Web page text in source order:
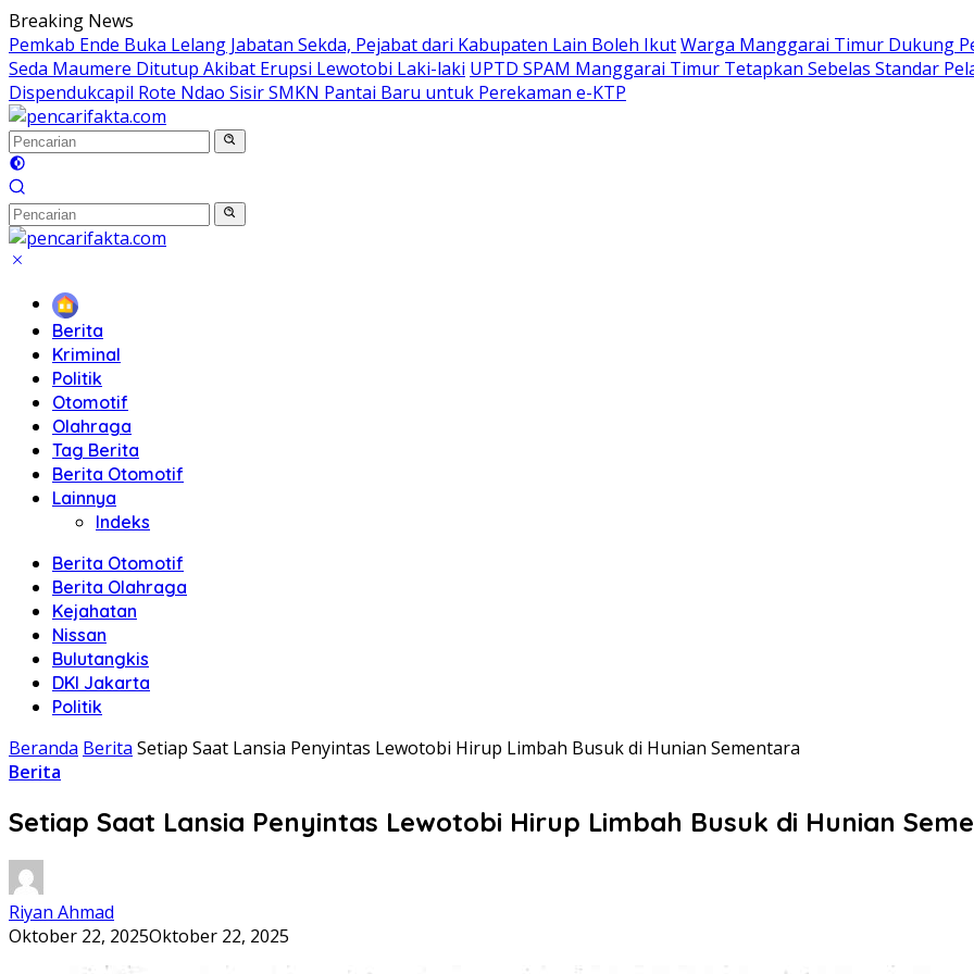
Langsung
ke
konten
Breaking News
Pemkab Ende Buka Lelang Jabatan Sekda, Pejabat dari Kabupaten Lain Boleh IkutWarga Manggarai Timur Dukung
Seda Maumere Ditutup Akibat Erupsi Lewotobi Laki-laki UPTD SPAM Manggarai Timur Tetapkan Sebelas Standar
Dispendukcapil Rote Ndao Sisir SMKN Pantai Baru untuk Perekaman e-KTP
Home
Berita
Kriminal
Politik
Otomotif
Olahraga
Tag Berita
Berita Otomotif
Lainnya
Indeks
Berita Otomotif
Berita Olahraga
Kejahatan
Nissan
Bulutangkis
DKI Jakarta
Politik
Beranda Berita Setiap Saat Lansia Penyintas Lewotobi Hirup Limbah Busuk di Hunian Sementara
Berita
Setiap Saat Lansia Penyintas Lewotobi Hirup Limbah Busuk di Hunian
Riyan Ahmad
Oktober 22, 2025Oktober 22, 2025